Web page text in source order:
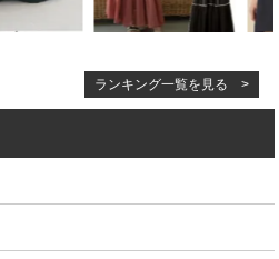
ランキング一覧を見る >